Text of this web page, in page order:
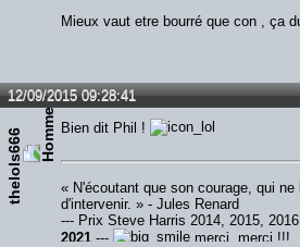
Mieux vaut etre bourré que con , ça
12/09/2015 09:28:41
thelols666 Bien dit Phil !
« N'écoutant que son courage, qui
d'intervenir. » - Jules Renard
--- Prix Steve Harris 2014, 2015,
2021 --- merci, merci !!!